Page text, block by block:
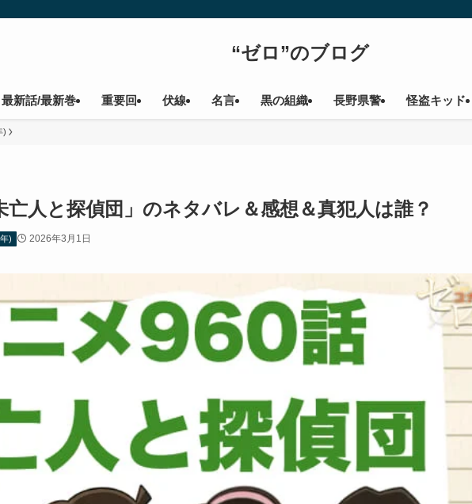
“ゼロ”のブログ
最新話/最新巻 重要回 伏線 名言 黒の組織 長野県警 怪盗キッド
)
亡人と探偵団」のネタバレ＆感想＆真犯人は誰？
) 2026年3月1日